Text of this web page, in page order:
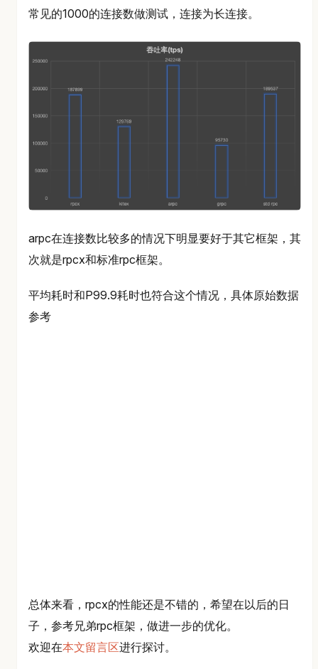
常见的1000的连接数做测试，连接为长连接。
arpc在连接数比较多的情况下明显要好于其它框架，其
次就是rpcx和标准rpc框架。
平均耗时和P99.9耗时也符合这个情况，具体原始数据
参考
总体来看，rpcx的性能还是不错的，希望在以后的日
子，参考兄弟rpc框架，做进一步的优化。
欢迎在本文留言区进行探讨。